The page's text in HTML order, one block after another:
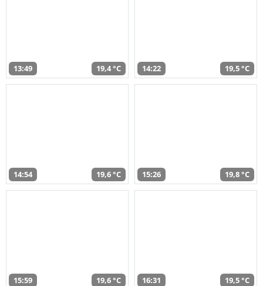
13:49 19,4 °C 14:22 19,5 °C
14:54 19,6 °C 15:26 19,8 °C
15:59 19,6 °C 16:31 19,5 °C